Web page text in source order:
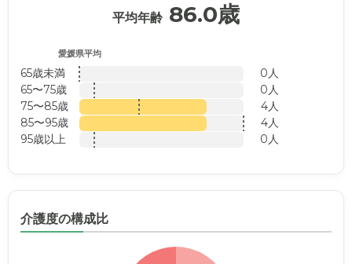
平均年齢 86.0歳
愛媛県平均
65歳未満
0人
65〜75歳
0人
75〜85歳
4人
85〜95歳
4人
95歳以上
0人
介護度の構成比